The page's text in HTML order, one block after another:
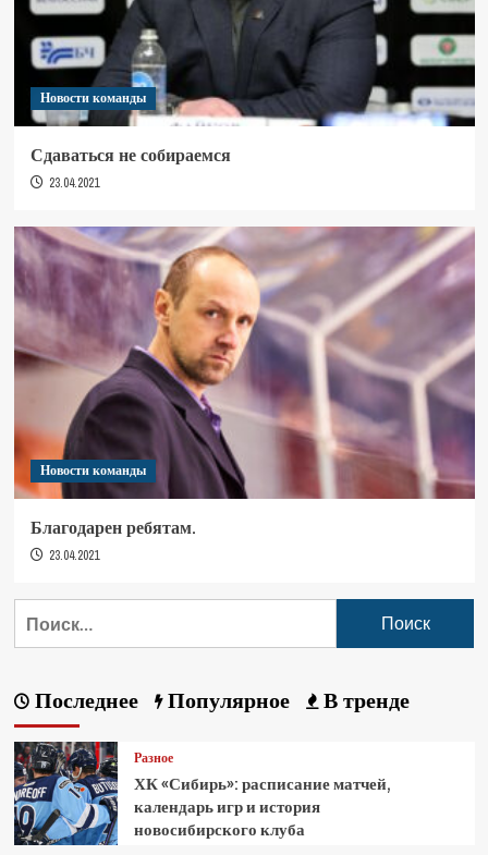
Новости команды
Сдаваться не собираемся
23.04.2021
Новости команды
Благодарен ребятам.
23.04.2021
Последнее Популярное В тренде
Разное
ХК «Сибирь»: расписание матчей,
календарь игр и история
новосибирского клуба